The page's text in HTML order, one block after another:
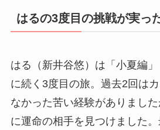
はるの3度目の挑戦が実っ
はる（新井谷悠）は「小夏編」
に続く3度目の旅。過去2回は
なかった苦い経験がありまし
に運命の相手を見つけました